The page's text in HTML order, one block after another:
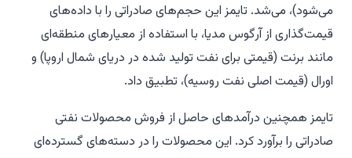
می‌شود)، می‌شد. تایمز این حجم‌های صادراتی را با داده‌های
قیمت‌گذاری از آرگوس مدیا، با استفاده از معیارهای منطقه‌ای
مانند برنت (قیمتی برای نفت تولید شده در دریای شمال اروپا) و
اورال (قیمت اصلی نفت روسیه)، تطبیق داد.
تایمز همچنین درآمدهای حاصل از فروش محصولات نفتی
صادراتی را برآورد کرد. این محصولات را در دسته‌های گسترده‌ای